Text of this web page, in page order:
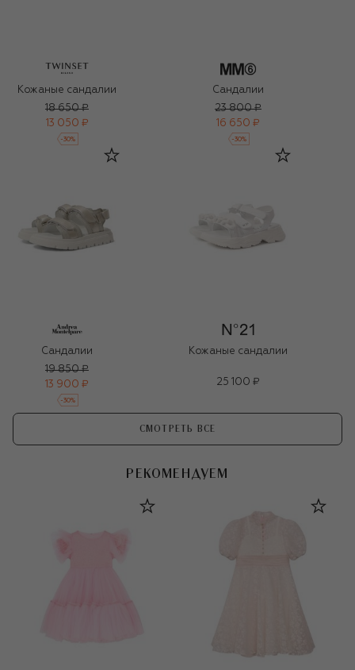
Кожаные сандалии
18 650 ₽
13 050 ₽
-30%
Сандалии
23 800 ₽
16 650 ₽
-30%
Сандалии
19 850 ₽
13 900 ₽
-30%
Кожаные сандалии
25 100 ₽
СМОТРЕТЬ ВСЕ
РЕКОМЕНДУЕМ